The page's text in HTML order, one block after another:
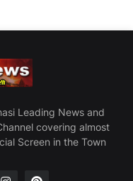
Leading News and
covering almost
Screen in the Town